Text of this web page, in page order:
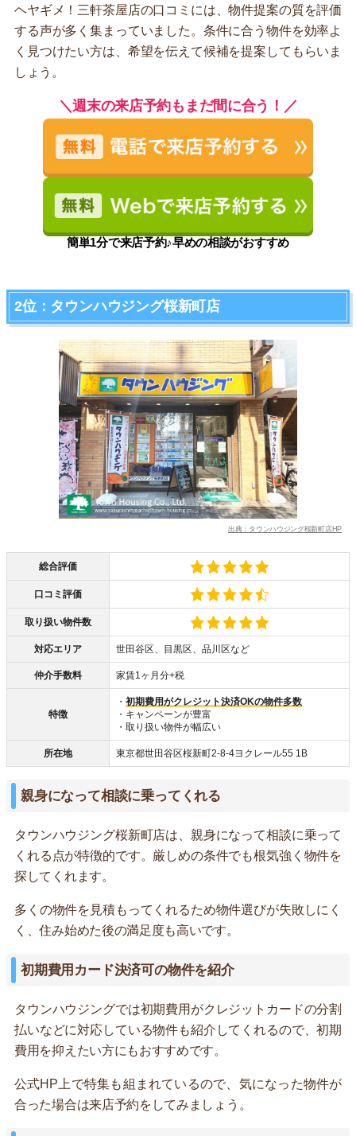
ヘヤギメ！三軒茶屋店の口コミには、物件提案の質を評価
する声が多く集まっていました。条件に合う物件を効率よ
く見つけたい方は、希望を伝えて候補を提案してもらいま
しょう。
＼週末の来店予約もまだ間に合う！／
簡単1分で来店予約♪早めの相談がおすすめ
2位：タウンハウジング桜新町店
出典：タウンハウジング桜新町店HP
総合評価
口コミ評価
取り扱い物件数
対応エリア 世田谷区、目黒区、品川区など
仲介手数料 家賃1ヶ月分+税
特徴
・ 初期費用がクレジット決済OKの物件多数
・キャンペーンが豊富
・取り扱い物件が幅広い
所在地 東京都世田谷区桜新町2-8-4ヨクレール55 1B
親身になって相談に乗ってくれる
タウンハウジング桜新町店は、親身になって相談に乗って
くれる点が特徴的です。厳しめの条件でも根気強く物件を
探してくれます。
多くの物件を見積もってくれるため物件選びが失敗しにく
く、住み始めた後の満足度も高いです。
初期費用カード決済可の物件を紹介
タウンハウジングでは初期費用がクレジットカードの分割
払いなどに対応している物件も紹介してくれるので、初期
費用を抑えたい方にもおすすめです。
公式HP上で特集も組まれているので、気になった物件が
合った場合は来店予約をしてみましょう。